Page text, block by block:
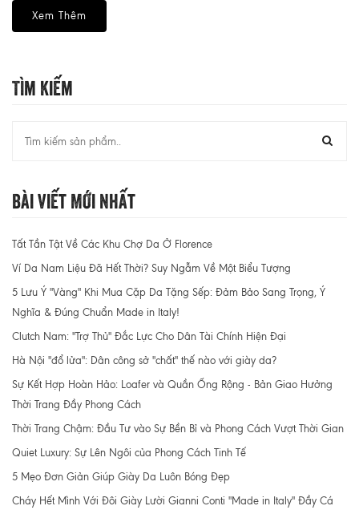
Xem Thêm
Tìm Kiếm
Bài Viết Mới Nhất
Tất Tần Tật Về Các Khu Chợ Da Ở Florence
Ví Da Nam Liệu Đã Hết Thời? Suy Ngẫm Về Một Biểu Tượng
5 Lưu Ý "Vàng" Khi Mua Cặp Da Tặng Sếp: Đảm Bảo Sang Trọng, Ý
Nghĩa & Đúng Chuẩn Made in Italy!
Clutch Nam: "Trợ Thủ" Đắc Lực Cho Dân Tài Chính Hiện Đại
Hà Nội "đổ lửa": Dân công sở "chất" thế nào với giày da?
Sự Kết Hợp Hoàn Hảo: Loafer và Quần Ống Rộng - Bản Giao Hưởng
Thời Trang Đầy Phong Cách
Thời Trang Chậm: Đầu Tư vào Sự Bền Bỉ và Phong Cách Vượt Thời Gian
Quiet Luxury: Sự Lên Ngôi của Phong Cách Tinh Tế
5 Mẹo Đơn Giản Giúp Giày Da Luôn Bóng Đẹp
Cháy Hết Mình Với Đôi Giày Lười Gianni Conti "Made in Italy" Đầy Cá